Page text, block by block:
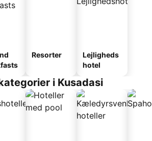
Resorter
Lejligheds
hotel
i Kusadasi